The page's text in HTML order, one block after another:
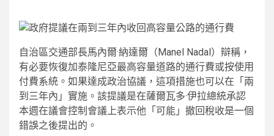
自治區交通部長馬內爾·納達爾（Manel Nadal）辯稱，
有必要恢復加泰隆尼亞最高容量道路的通行費或按使用
付費系統。如果達成政治協議，這項措施也可以在「兩
到三年內」實施。該提議是在薩爾瓦多·伊拉總統承認
本週在議會控制會議上表示他「可能」撤回稅收是一個
錯誤之後提出的。